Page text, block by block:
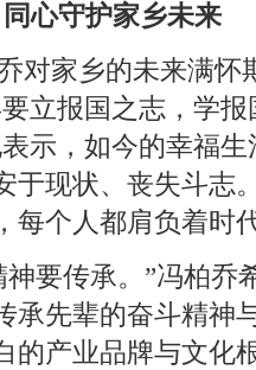
心守护家乡未来
对家乡的未来满怀
立报国之志，学
示，如今的幸福
于现状、丧失斗志
每个人都肩负着时
神要传承。”冯柏乔
承先辈的奋斗精神
的产业品牌与文化